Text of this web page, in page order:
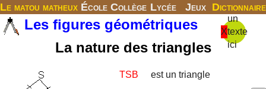
Le matou matheux École Collège Lycée Jeux Dictionnaire
X
un
texte
ici
Les figures géométriques
La nature des triangles
est un triangle